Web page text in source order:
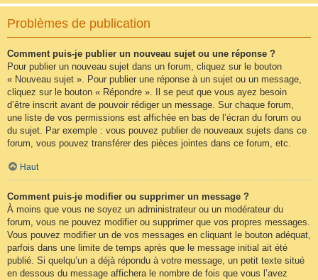
Problèmes de publication
Comment puis-je publier un nouveau sujet ou une réponse ?
Pour publier un nouveau sujet dans un forum, cliquez sur le bouton
« Nouveau sujet ». Pour publier une réponse à un sujet ou un message,
cliquez sur le bouton « Répondre ». Il se peut que vous ayez besoin
d’être inscrit avant de pouvoir rédiger un message. Sur chaque forum,
une liste de vos permissions est affichée en bas de l’écran du forum ou
du sujet. Par exemple : vous pouvez publier de nouveaux sujets dans ce
forum, vous pouvez transférer des pièces jointes dans ce forum, etc.
Haut
Comment puis-je modifier ou supprimer un message ?
À moins que vous ne soyez un administrateur ou un modérateur du
forum, vous ne pouvez modifier ou supprimer que vos propres messages.
Vous pouvez modifier un de vos messages en cliquant le bouton adéquat,
parfois dans une limite de temps après que le message initial ait été
publié. Si quelqu’un a déjà répondu à votre message, un petit texte situé
en dessous du message affichera le nombre de fois que vous l’avez